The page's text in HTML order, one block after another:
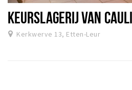
KEURSLAGERIJ VAN
Kerkwerve 13, Etten-Leur